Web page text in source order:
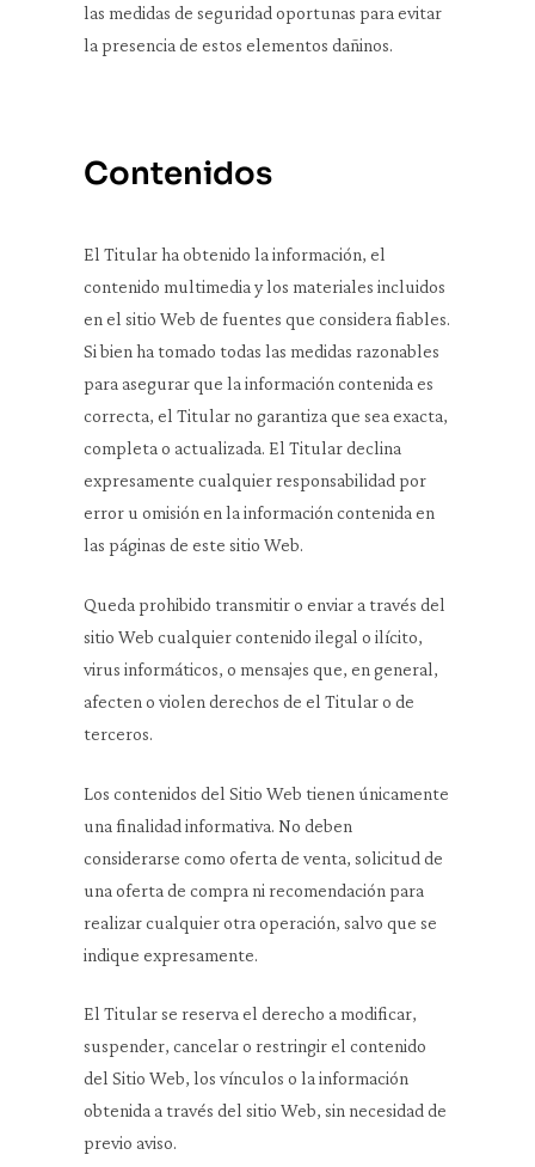
las medidas de seguridad oportunas para evitar
la presencia de estos elementos dañinos.
Contenidos
El Titular ha obtenido la información, el
contenido multimedia y los materiales incluidos
en el sitio Web de fuentes que considera fiables.
Si bien ha tomado todas las medidas razonables
para asegurar que la información contenida es
correcta, el Titular no garantiza que sea exacta,
completa o actualizada. El Titular declina
expresamente cualquier responsabilidad por
error u omisión en la información contenida en
las páginas de este sitio Web.
Queda prohibido transmitir o enviar a través del
sitio Web cualquier contenido ilegal o ilícito,
virus informáticos, o mensajes que, en general,
afecten o violen derechos de el Titular o de
terceros.
Los contenidos del Sitio Web tienen únicamente
una finalidad informativa. No deben
considerarse como oferta de venta, solicitud de
una oferta de compra ni recomendación para
realizar cualquier otra operación, salvo que se
indique expresamente.
El Titular se reserva el derecho a modificar,
suspender, cancelar o restringir el contenido
del Sitio Web, los vínculos o la información
obtenida a través del sitio Web, sin necesidad de
previo aviso.